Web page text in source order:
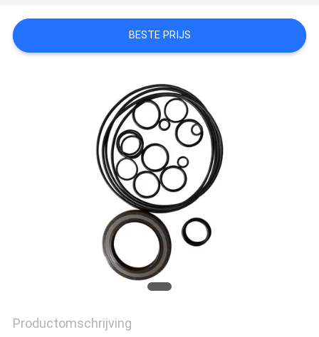
VR
BESTE PRIJS
Productomschrijving